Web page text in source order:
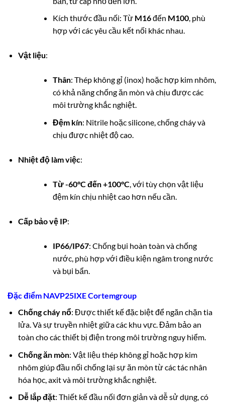
Kích thước đầu nối: Từ M16đến M100, phù
hợp với các yêu cầu kết nối khác nhau.
Vật liệu:
Thân: Thép không gỉ (inox) hoặc hợp kim nhôm,
có khả năng chống ăn mòn và chịu được các
môi trường khắc nghiệt.
Đệm kín: Nitrile hoặc silicone, chống cháy và
chịu được nhiệt độ cao.
Nhiệt độ làm việc:
Từ -60°C đến +100°C, với tùy chọn vật liệu
đệm kín chịu nhiệt cao hơn nếu cần.
Cấp bảo vệ IP:
IP66/IP67: Chống bụi hoàn toàn và chống
nước, phù hợp với điều kiện ngâm trong nước
và bụi bẩn.
Đặc điểm NAVP25IXE Cortemgroup
Chống cháy nổ: Được thiết kế đặc biệt để ngăn chặn tia
lửa. Và sự truyền nhiệt giữa các khu vực. Đảm bảo an
toàn cho các thiết bị điện trong môi trường nguy hiểm.
Chống ăn mòn: Vật liệu thép không gỉ hoặc hợp kim
nhôm giúp đầu nối chống lại sự ăn mòn từ các tác nhân
hóa học, axit và môi trường khắc nghiệt.
Dễ lắp đặt: Thiết kế đầu nối đơn giản và dễ sử dụng, có